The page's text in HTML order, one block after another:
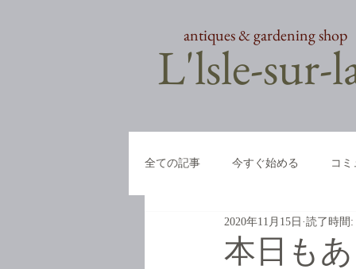
​L'lsle-sur-
antiques & gardening shop
全ての記事 今すぐ始める コ
本日も
2020年11月15日 読了時間: